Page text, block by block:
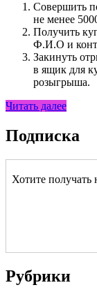
Совершить
не менее
Получить
Ф.И.О и
Закинуть
в ящик для
розыгрыша.
Читать далее
Подписка
Хотите
Рубрики